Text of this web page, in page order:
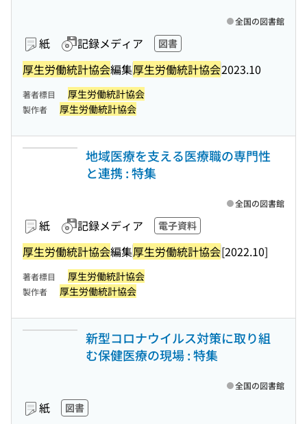
紙 記録メディア 図書
厚生労働統計協会編集厚生労働統計協会2023.10
全国の図書館
著者標目 厚生労働統計協会
製作者 厚生労働統計協会
地域医療を支える医療職の専門性
と連携 : 特集
紙 記録メディア 電子資料
厚生労働統計協会編集厚生労働統計協会[2022.10]
全国の図書館
著者標目 厚生労働統計協会
製作者 厚生労働統計協会
新型コロナウイルス対策に取り組
む保健医療の現場 : 特集
紙 図書
全国の図書館